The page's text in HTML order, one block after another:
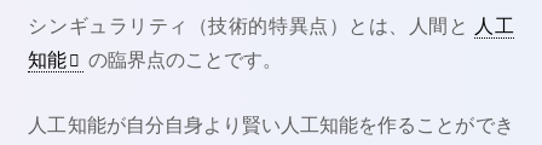
シンギュラリティ（技術的特異点）とは、人間と 人工
知能
の臨界点のことです。
人工知能が自分自身より賢い人工知能を作ることができ